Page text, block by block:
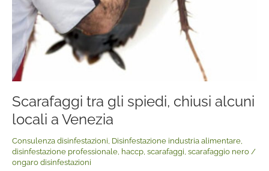
Scarafaggi tra gli spiedi, chiusi alcuni
locali a Venezia
Consulenza disinfestazioni Disinfestazione industria alimentare,
disinfestazione professionale, haccp, scarafaggi scarafaggio nero/
ongaro disinfestazioni